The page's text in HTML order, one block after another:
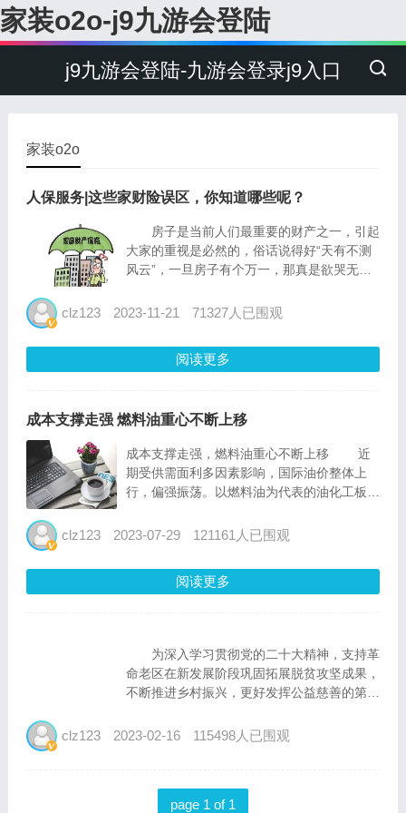
家装o2o-j9九游会登陆
j9九游会登陆-九游会登录j9入口
家装o2o
人保服务|这些家财险误区，你知道哪些呢？
房子是当前人们最重要的财产之一，引起
大家的重视是必然的，俗话说得好“天有不测
风云”，一旦房子有个万一，那真是欲哭无泪
野。 那么，什么才是家财险呢？指的是保
因自燃灾害或意外事故导...
clz123 2023-11-21 71327人已围观
阅读更多
成本支撑走强 燃料油重心不断上移
成本支撑走强，燃料油重心不断上移 近
期受供需面利多因素影响，国际油价整体上
行，偏强振荡。以燃料油为代表的油化工板块
对此，国投安信期货分析师李云旭表示，
稳，上涨的核心驱动来...
clz123 2023-07-29 121161人已围观
阅读更多
为深入学习贯彻党的二十大精神，支持革
命老区在新发展阶段巩固拓展脱贫攻坚成果，
不断推进乡村振兴，更好发挥公益慈善的第三
――2022年红色轮椅・温暖中国公益活动”捐
clz123 2023-02-16 115498人已围观
page 1 of 1